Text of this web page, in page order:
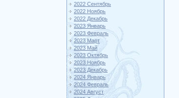
2022 Сентябрь
2022 Ноябрь
2022 Декабрь
2023 Январь
2023 Февраль
2023 Март
2023 Май
2023 Октябрь
2023 Ноябрь
2023 Декабрь
2024 Январь
2024 Февраль
2024 Август